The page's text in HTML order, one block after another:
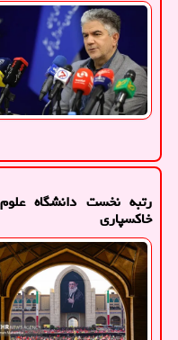
رتبه نخست دانشگاه
خاکسپاری